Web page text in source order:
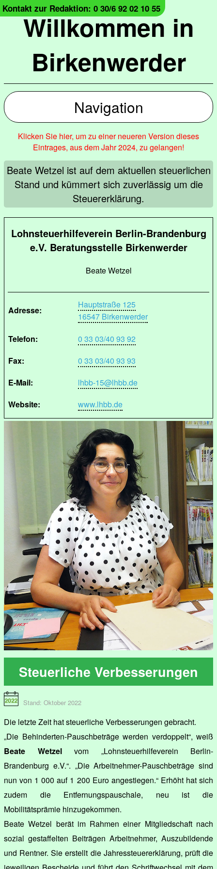
Willkommen in
Birkenwerder
Kontakt zur Redaktion: 0 30/6 92 02 10 55
Navigation
Klicken Sie hier, um zu einer neueren Version dieses
Eintrages, aus dem Jahr 2024, zu gelangen!
Beate Wetzel ist auf dem aktuellen steuerlichen
Stand und kümmert sich zuverlässig um die
Steuererklärung.
Lohnsteuerhilfeverein Berlin-Brandenburg
e.V. Beratungsstelle Birkenwerder
Beate Wetzel
Adresse:
Hauptstraße 125
16547 Birkenwerder
Telefon:
0 33 03/40 93 92
Fax:
0 33 03/40 93 93
E-Mail:
lhbb-15@lhbb.de
Website:
www.lhbb.de
Steuerliche Verbesserungen
Stand: Oktober 2022
Die letzte Zeit hat steuerliche Verbesserungen gebracht.
„Die Behinderten-Pauschbeträge werden verdoppelt“, weiß
Beate Wetzelvom „Lohnsteuerhilfeverein Berlin-
Brandenburg e.V.“. „Die Arbeitnehmer-Pauschbeträge sind
nun von 1 000 auf 1 200 Euro angestiegen.“ Erhöht hat sich
zudem die Entfernungspauschale, neu ist die
Mobilitätsprämie hinzugekommen.
Beate Wetzel berät im Rahmen einer Mitgliedschaft nach
sozial gestaffelten Beiträgen Arbeitnehmer, Auszubildende
und Rentner. Sie erstellt die Jahressteuererklärung, prüft die